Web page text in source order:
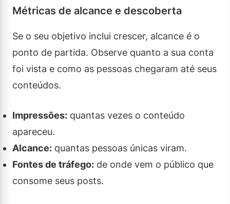
Métricas de alcance e descoberta
Se o seu objetivo inclui crescer, alcance é o
ponto de partida. Observe quanto a sua conta
foi vista e como as pessoas chegaram até seus
conteúdos.
Impressões: quantas vezes o conteúdo
apareceu.
Alcance: quantas pessoas únicas viram.
Fontes de tráfego: de onde vem o público que
consome seus posts.